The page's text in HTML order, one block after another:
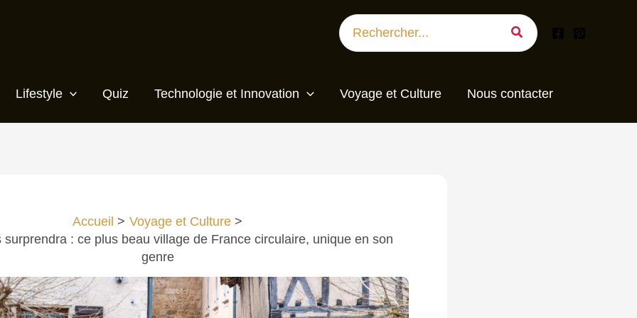
Search
for:
Lifestyle Quiz Technologie et Innovation Voyage et Culture Nous contacter
Accueil
Voyage et Culture
surprendra : ce plus beau village de France circulaire, unique en son
genre